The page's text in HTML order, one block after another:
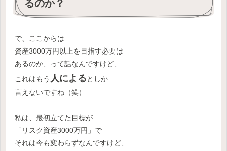
るのか？
で、ここからは
資産3000万円以上を目指す必要は
あるのか、って話なんですけど、
これはもう 人によるとしか
言えないですね（笑）
私は、最初立てた目標が
「リスク資産3000万円」で
それは今も変わらずなんですけど、